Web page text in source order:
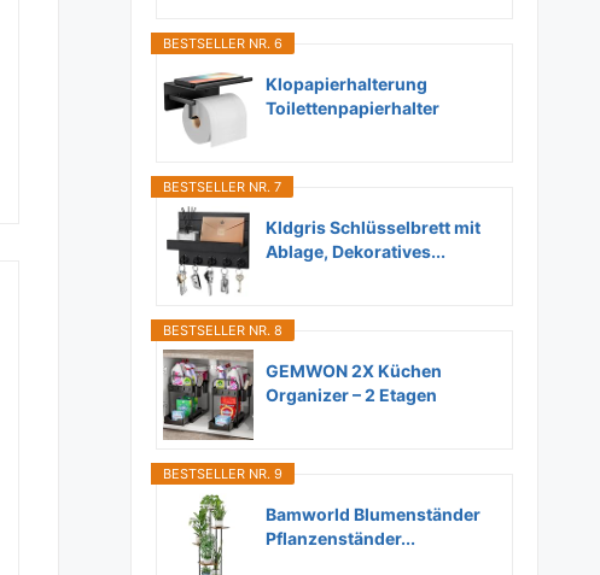
BESTSELLER NR. 6
Klopapierhalterung
Toilettenpapierhalter
BESTSELLER NR. 7
Kldgris Schlüsselbrett mit
Ablage, Dekoratives...
BESTSELLER NR. 8
GEMWON 2X Küchen
Organizer – 2 Etagen
BESTSELLER NR. 9
Bamworld Blumenständer
Pflanzenständer...